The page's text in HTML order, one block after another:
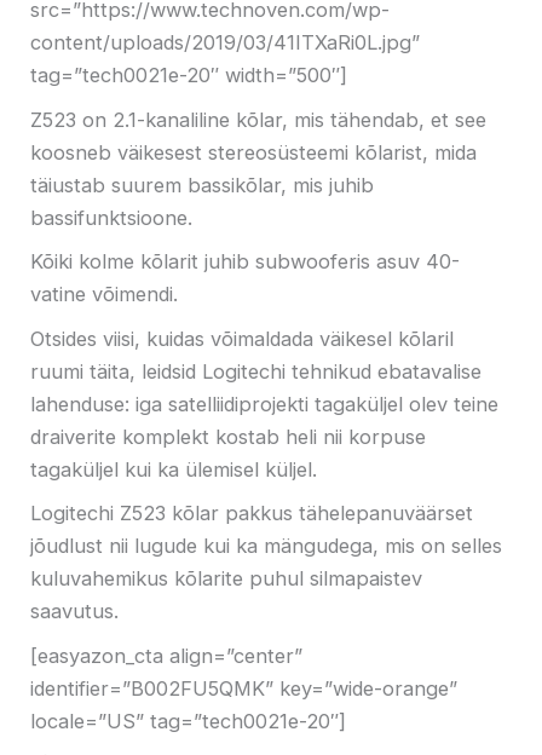
src=”https://www.technoven.com/wp-
content/uploads/2019/03/41ITXaRi0L.jpg”
tag=”tech0021e-20″ width=”500″]
Z523 on 2.1-kanaliline kõlar, mis tähendab, et see
koosneb väikesest stereosüsteemi kõlarist, mida
täiustab suurem bassikõlar, mis juhib
bassifunktsioone.
Kõiki kolme kõlarit juhib subwooferis asuv 40-
vatine võimendi.
Otsides viisi, kuidas võimaldada väikesel kõlaril
ruumi täita, leidsid Logitechi tehnikud ebatavalise
lahenduse: iga satelliidiprojekti tagaküljel olev teine ​​​​
draiverite komplekt kostab heli nii korpuse
tagaküljel kui ka ülemisel küljel.
Logitechi Z523 kõlar pakkus tähelepanuväärset
jõudlust nii lugude kui ka mängudega, mis on selles
kuluvahemikus kõlarite puhul silmapaistev
saavutus.
[easyazon_cta align=”center”
identifier=”B002FU5QMK” key=”wide-orange”
locale=”US” tag=”tech0021e-20″]